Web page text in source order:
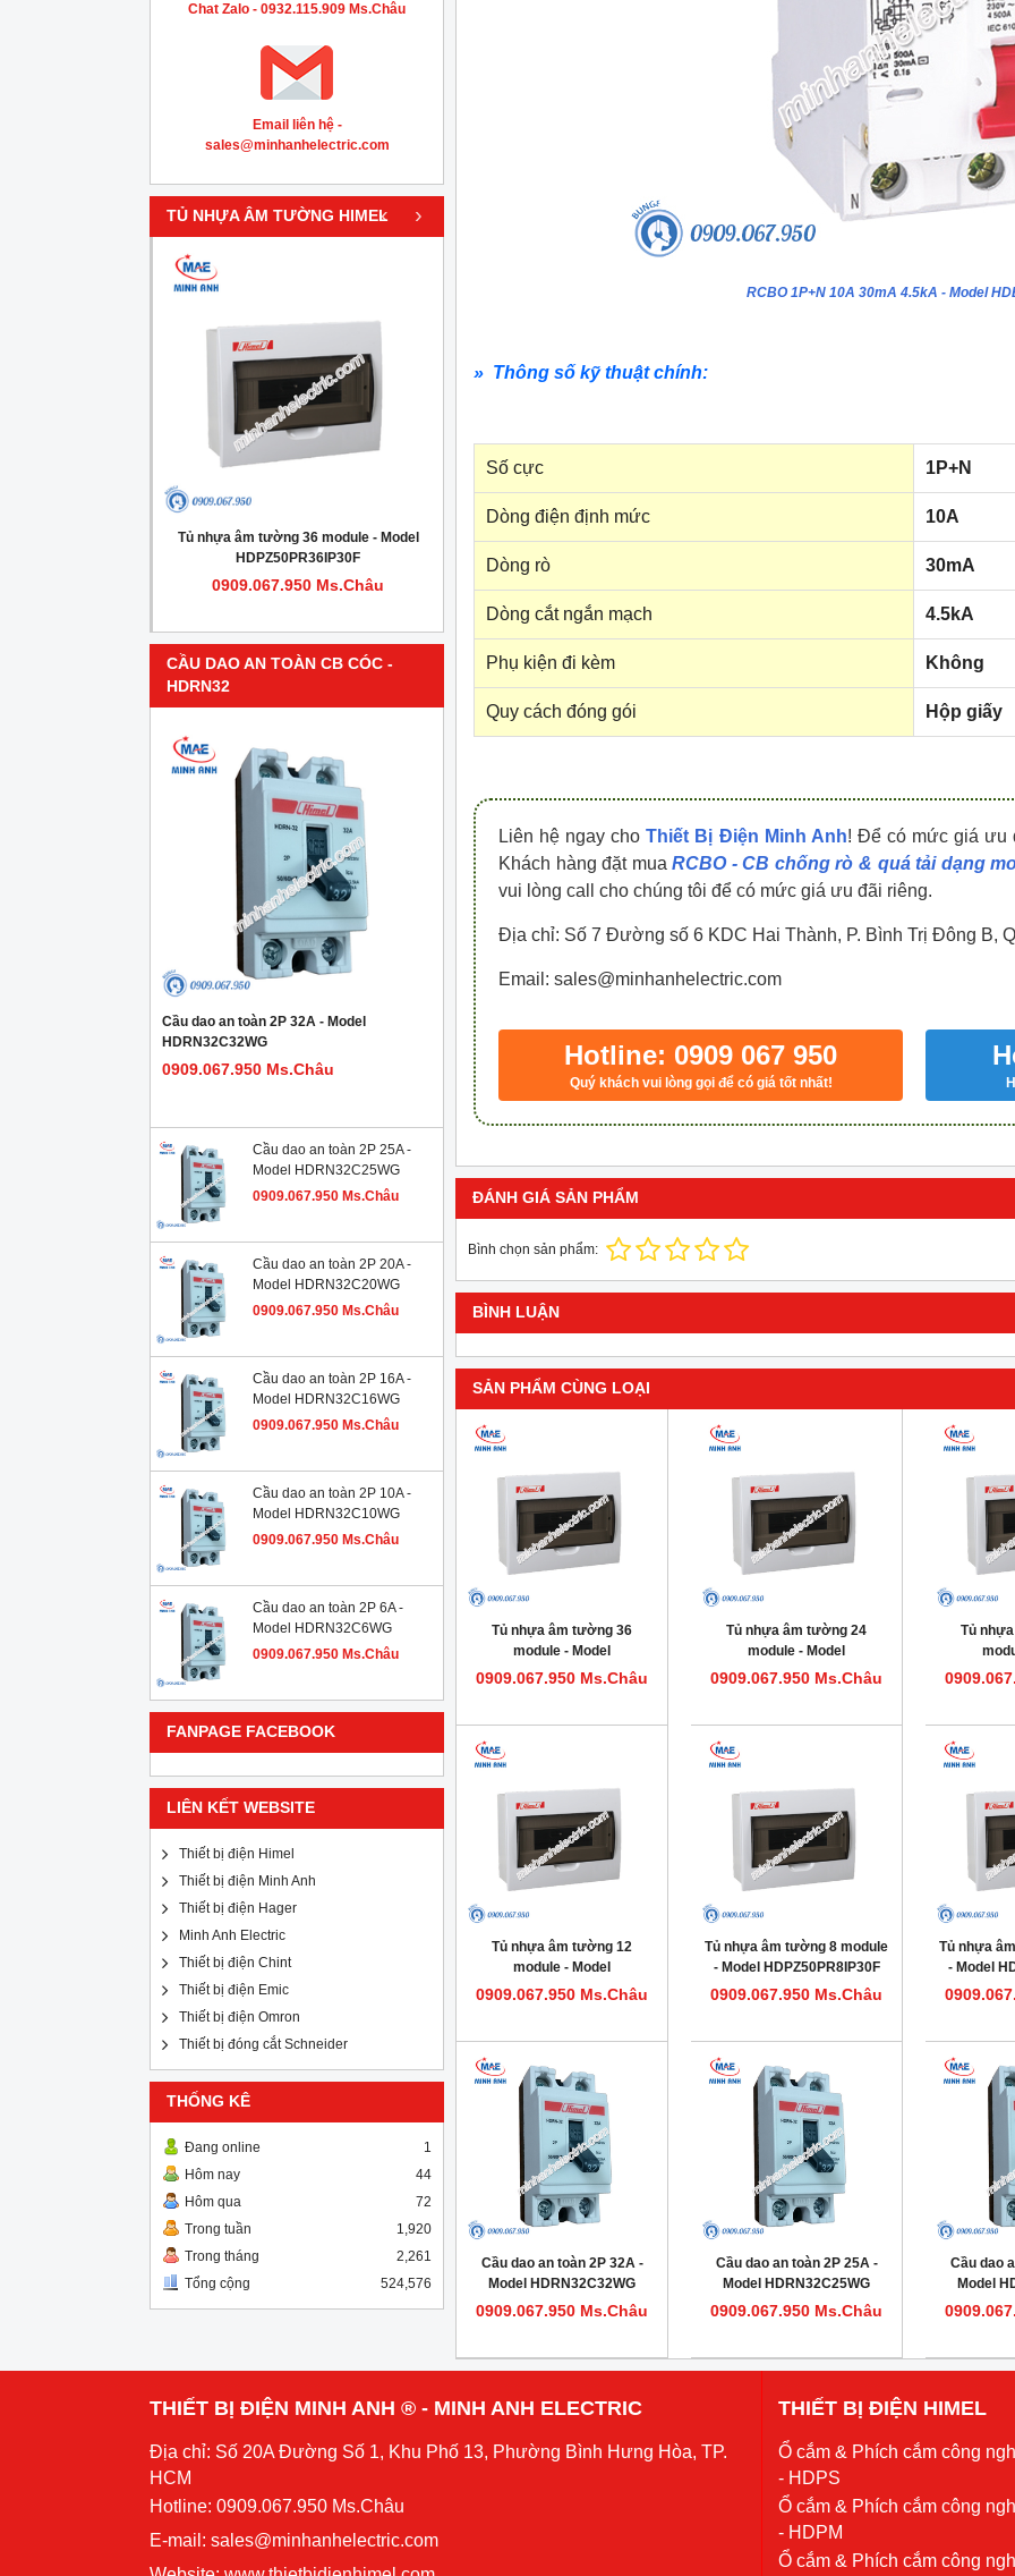
Chat Zalo - 0932.115.909 Ms.Châu
Email liên hệ -
sales@minhanhelectric.com
TỦ NHỰA ÂM TƯỜNG HIMEL
Tủ nhựa âm tường 36 module - Model
HDPZ50PR36IP30F
0909.067.950 Ms.Châu
Tủ nhựa âm tường 24 module - Model
HDPZ50PR24IP30F
0909.067.950 Ms.Châu
Tủ nhựa âm tường 18 module - Model
HDPZ50PR18IP30F
0909.067.950 Ms.Châu
‹ ›
CẦU DAO AN TOÀN CB CÓC -
HDRN32
Cầu dao an toàn 2P 32A - Model
HDRN32C32WG
0909.067.950 Ms.Châu
Cầu dao an toàn 2P 25A -
Model HDRN32C25WG
0909.067.950 Ms.Châu
Cầu dao an toàn 2P 20A -
Model HDRN32C20WG
0909.067.950 Ms.Châu
Cầu dao an toàn 2P 16A -
Model HDRN32C16WG
0909.067.950 Ms.Châu
Cầu dao an toàn 2P 10A -
Model HDRN32C10WG
0909.067.950 Ms.Châu
Cầu dao an toàn 2P 6A -
Model HDRN32C6WG
0909.067.950 Ms.Châu
FANPAGE FACEBOOK
LIÊN KẾT WEBSITE
Thiết bị điện Himel
Thiết bị điện Minh Anh
Thiết bị điện Hager
Minh Anh Electric
Thiết bị điện Chint
Thiết bị điện Emic
Thiết bị điện Omron
Thiết bị đóng cắt Schneider
THỐNG KÊ
Đang online
1
Hôm nay
44
Hôm qua
72
Trong tuần
1,920
Trong tháng
2,261
Tổng cộng
524,576
RCBO 1P+N 10A 30mA 4.5kA - Model
» Thông số kỹ thuật chính:
Số cực 1P+N
Dòng điện định mức 10A
Dòng rò 30mA
Dòng cắt ngắn mạch 4.5kA
Phụ kiện đi kèm Không
Quy cách đóng gói Hộp giấy
Liên hệ ngay choThiết Bị Điện Minh Anh! Để có mức giá ưu
Khách hàng đặt muaRCBO - CB chống rò & quá tải dạng
vui lòng call cho chúng tôi để có mức giá ưu đãi riêng.
Địa chỉ: Số 7 Đường số 6 KDC Hai Thành, P. Bình Trị Đông B,
Email: sales@minhanhelectric.com
Hotline: 0909 067 950
Quý khách vui lòng gọi để có giá tốt nhất!
ĐÁNH GIÁ SẢN PHẨM
Bình chọn sản phẩm:
BÌNH LUẬN
SẢN PHẨM CÙNG LOẠI
Tủ nhựa âm tường 36
module - Model
HDPZ50PR36IP30F
0909.067.950 Ms.Châu
Tủ nhựa âm tường 24
module - Model
HDPZ50PR24IP30F
0909.067.950 Ms.Châu
Tủ
Tủ nhựa âm tường 12
module - Model
HDPZ50PR12IP30F
0909.067.950 Ms.Châu
Tủ nhựa âm tường 8 module
- Model HDPZ50PR8IP30F
0909.067.950 Ms.Châu
Tủ nhựa
- Model
Cầu dao an toàn 2P 32A -
Model HDRN32C32WG
0909.067.950 Ms.Châu
Cầu dao an toàn 2P 25A -
Model HDRN32C25WG
0909.067.950 Ms.Châu
Cầu dao
Model
THIẾT BỊ ĐIỆN MINH ANH ® - MINH ANH ELECTRIC
Địa chỉ: Số 20A Đường Số 1, Khu Phố 13, Phường Bình Hưng Hòa, TP.
HCM
Hotline: 0909.067.950 Ms.Châu
E-mail: sales@minhanhelectric.com
THIẾT BỊ ĐIỆN HIMEL
Ổ cắm & Phích cắm công
- HDPS
Ổ cắm & Phích cắm công
- HDPM
Ổ cắm & Phích cắm công